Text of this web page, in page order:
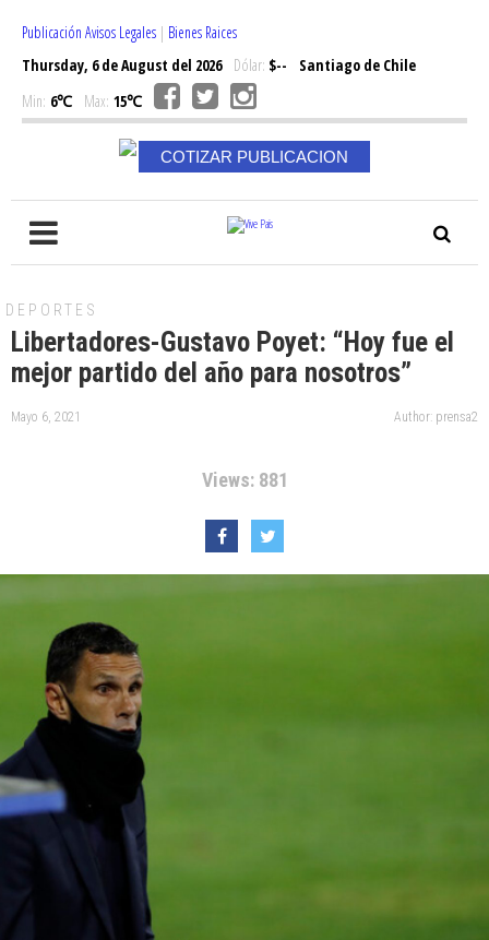
Publicación Avisos Legales | Bienes Raices
Thursday, 6 de August del 2026Dólar: $--
Santiago de Chile
Min: 6℃ Max: 15℃
COTIZAR PUBLICACION
DEPORTES
Libertadores-Gustavo Poyet: “Hoy fue el
mejor partido del año para nosotros”
Mayo 6, 2021 Author: prensa2
Views: 881